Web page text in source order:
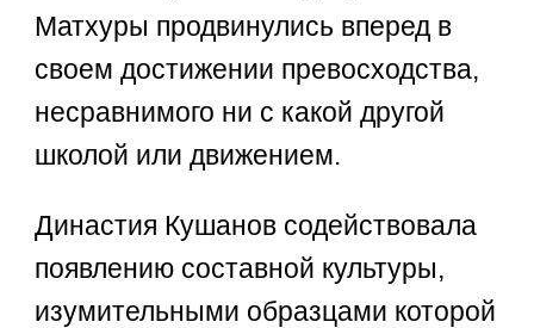
Матхуры продвинулись вперед в
своем достижении превосходства,
несравнимого ни с какой другой
школой или движением.
Династия Кушанов содействовала
появлению составной культуры,
изумительными образцами которой